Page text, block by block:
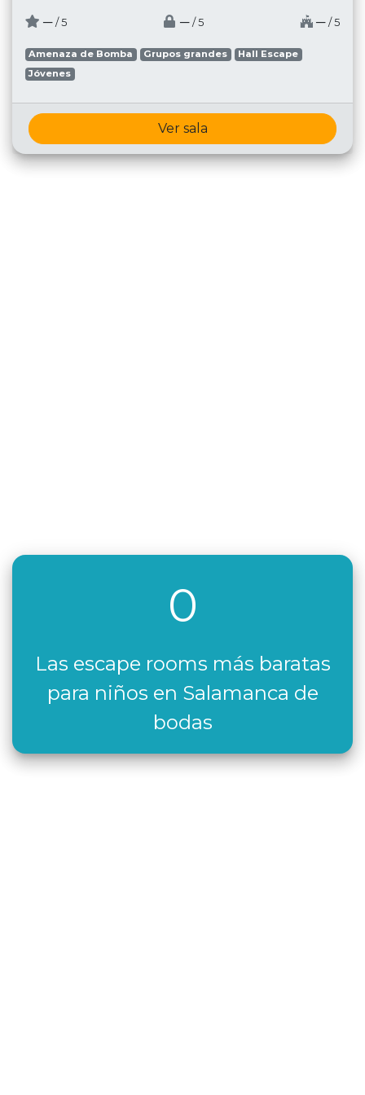
─ / 5 ─ / 5 ─ / 5
Amenaza de Bomba Grupos grandes
Hall Escape
Jóvenes
Ver sala
0
Las escape rooms más baratas
para niños en Salamanca de
bodas